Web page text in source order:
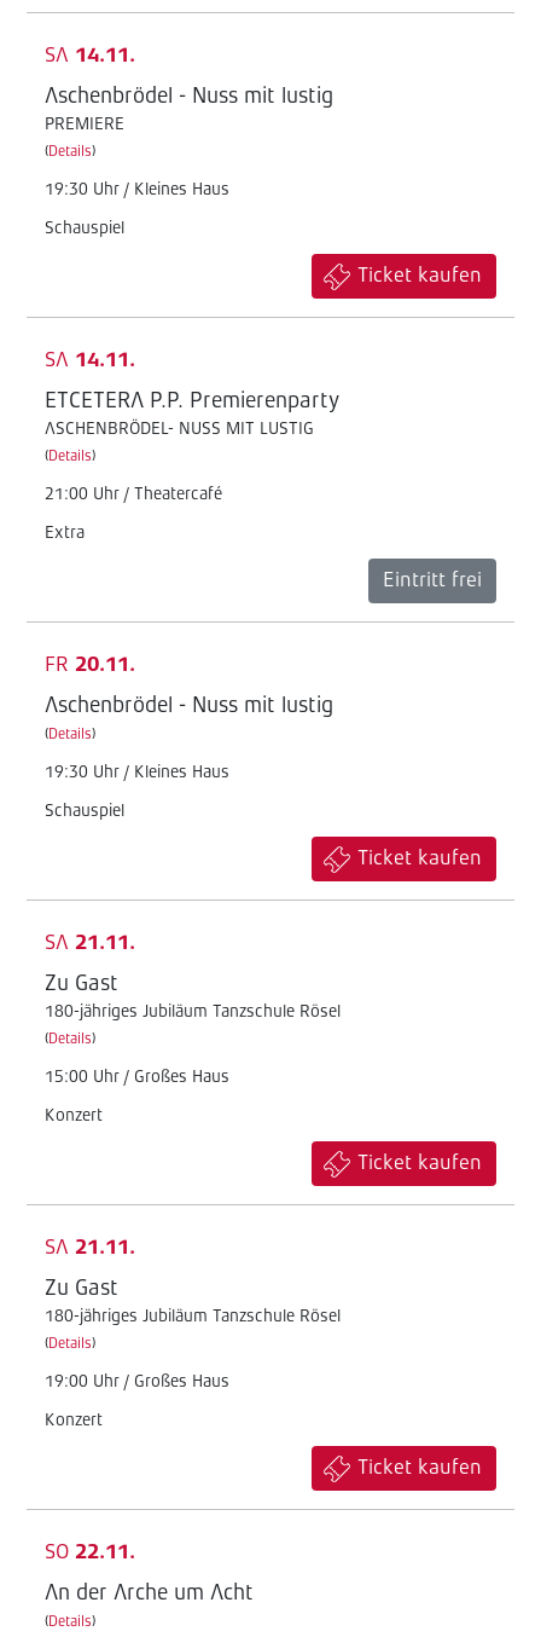
SA 14.11.
Aschenbrödel - Nuss mit lustig
PREMIERE
(Details)
19:30 Uhr / Kleines Haus
Schauspiel
Ticket kaufen
SA 14.11.
ETCETERA P.P. Premierenparty
ASCHENBRÖDEL- NUSS MIT LUSTIG
(Details)
21:00 Uhr / Theatercafé
Extra
Eintritt frei
FR 20.11.
Aschenbrödel - Nuss mit lustig
(Details)
19:30 Uhr / Kleines Haus
Schauspiel
Ticket kaufen
SA 21.11.
Zu Gast
180-jähriges Jubiläum Tanzschule Rösel
(Details)
15:00 Uhr / Großes Haus
Konzert
Ticket kaufen
SA 21.11.
Zu Gast
180-jähriges Jubiläum Tanzschule Rösel
(Details)
19:00 Uhr / Großes Haus
Konzert
Ticket kaufen
SO 22.11.
An der Arche um Acht
(Details)